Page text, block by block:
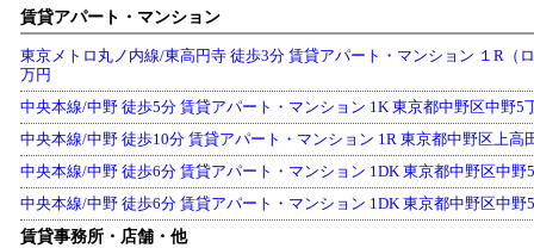
賃貸アパート・マンション
東京メトロ丸ノ内線/東高円寺 徒歩3分 賃貸アパート・マンション １R（
万円
中央本線/中野 徒歩5分 賃貸アパート・マンション 1K 東京都中野区中野5
中央本線/中野 徒歩10分 賃貸アパート・マンション 1R 東京都中野区上高
中央本線/中野 徒歩6分 賃貸アパート・マンション 1DK 東京都中野区中野
中央本線/中野 徒歩6分 賃貸アパート・マンション 1DK 東京都中野区中野
賃貸事務所・店舗・他